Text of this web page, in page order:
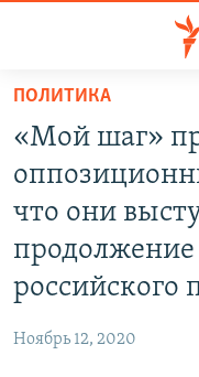
Перейти
основному
содержанию
основной
навигации
Перейти
ЭКОНОМИКА
НАГОРНЫЙ КАРАБАХ
ПОЛИТИКА
«Мой шаг»
что они
российского
Ноябрь 12, 2020